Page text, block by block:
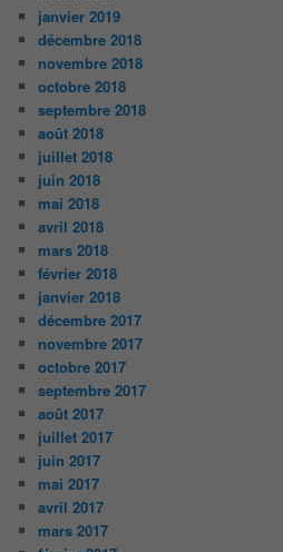
janvier 2019
décembre 2018
novembre 2018
octobre 2018
septembre 2018
août 2018
juillet 2018
juin 2018
mai 2018
avril 2018
mars 2018
février 2018
janvier 2018
décembre 2017
novembre 2017
octobre 2017
septembre 2017
août 2017
juillet 2017
juin 2017
mai 2017
avril 2017
mars 2017